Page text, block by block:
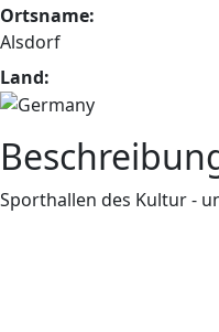
Ortsname:
Alsdorf
Land:
Sporthallen des Kultur -